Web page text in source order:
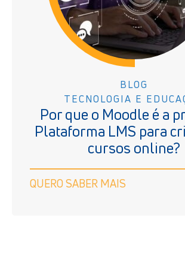
BLOG
TECNOLOGIA E
Por que o Moodle é a
Plataforma LMS para
cursos online?
QUERO SABER MAIS